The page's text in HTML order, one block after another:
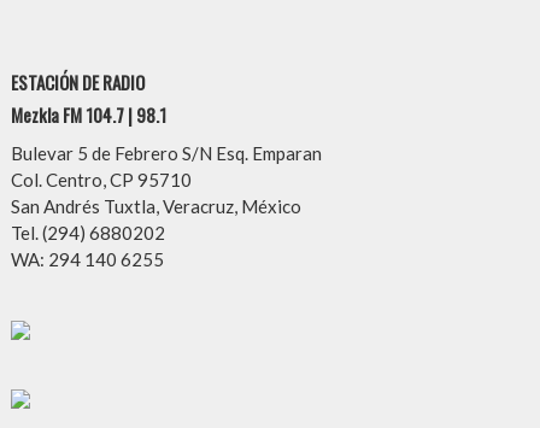
ESTACIÓN DE RADIO
Mezkla FM 104.7 | 98.1
Bulevar 5 de Febrero S/N Esq. Emparan
Col. Centro, CP 95710
San Andrés Tuxtla, Veracruz, México
Tel. (294) 6880202
WA: 294 140 6255